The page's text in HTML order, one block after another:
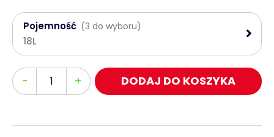
Pojemność (3 do wyboru)
18L
-
Ilość + DODAJ DO KOSZYKA